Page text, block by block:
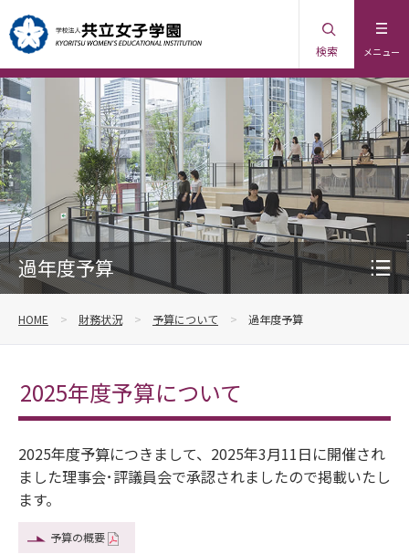
メニュー
検索
過年度予算
HOME 財務状況 予算について 過年度予算
2025年度予算について
2025年度予算につきまして、2025年3月11日に開催され
ました理事会･評議員会で承認されましたので掲載いたし
ます。
予算の概要